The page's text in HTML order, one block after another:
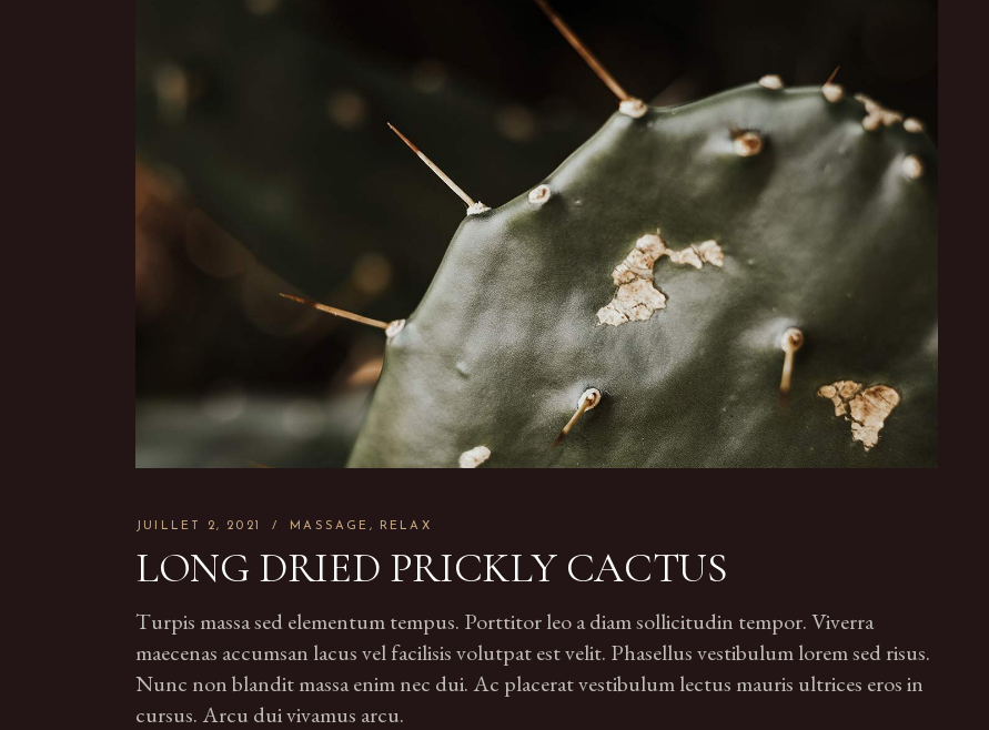
JUILLET 2, 2021 MASSAGE RELAX
LONG DRIED PRICKLY CACTUS
Turpis massa sed elementum tempus. Porttitor leo a diam sollicitudin tempor. Viverra
maecenas accumsan lacus vel facilisis volutpat est velit. Phasellus vestibulum lorem sed risus.
Nunc non blandit massa enim nec dui. Ac placerat vestibulum lectus mauris ultrices eros in
cursus. Arcu dui vivamus arcu.